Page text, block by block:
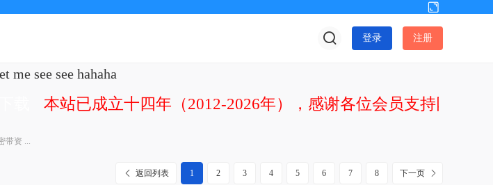
换
到
登录 注册
me see see hahaha
本站已成立十四年（2012-2026年），感谢各位会员支持网站发
带资 ...
1 2 3 4 5 6 7 8 下一页
返回列表